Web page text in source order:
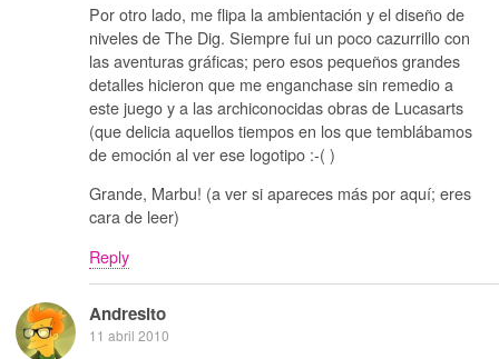
Por otro lado, me flipa la ambientación y el diseño de
niveles de The Dig. Siempre fui un poco cazurrillo con
las aventuras gráficas; pero esos pequeños grandes
detalles hicieron que me enganchase sin remedio a
este juego y a las archiconocidas obras de Lucasarts
(que delicia aquellos tiempos en los que temblábamos
de emoción al ver ese logotipo :-( )
Grande, Marbu! (a ver si apareces más por aquí; eres
cara de leer)
Reply
Andresito
11 abril 2010